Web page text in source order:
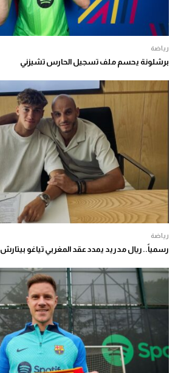
رياضة
برشلونة يحسم ملف تسجيل الحارس تشيزني
رياضة
رسمياً.. ريال مدريد يمدد عقد المغربي تياغو بيتارش